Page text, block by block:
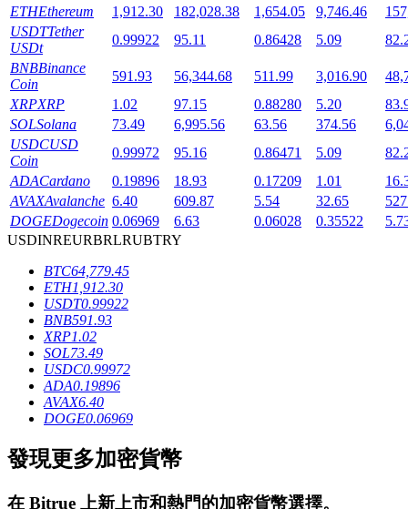
Launchpool
活期質押獲得熱門資產
鎖倉BTR
輕鬆獲得多重福利
借貸寶
借貸數字貨幣，及時且安全的服務
ETHEthereum 1,912.30 182,028.38 1,654.05 9,746.46
USDTTether
USDt
0.99922 95.11 0.86428 5.09
BNBBinance
Coin
591.93 56,344.68 511.99 3,016.90
XRPXRP 1.02 97.15 0.88280 5.20
SOLSolana 73.49 6,995.56 63.56 374.56
USDCUSD
Coin
0.99972 95.16 0.86471 5.09
ADACardano 0.19896 18.93 0.17209 1.01
AVAXAvalanche 6.40 609.87 5.54 32.65
DOGEDogecoin 0.06969 6.63 0.06028 0.35522
USDINREURBRLRUBTRY
BTC64,779.45
ETH1,912.30
USDT0.99922
BNB591.93
XRP1.02
SOL73.49
USDC0.99972
ADA0.19896
AVAX6.40
DOGE0.06969
發現更多加密貨幣
在 Bitrue 上新上市和熱門的加密貨幣選擇。